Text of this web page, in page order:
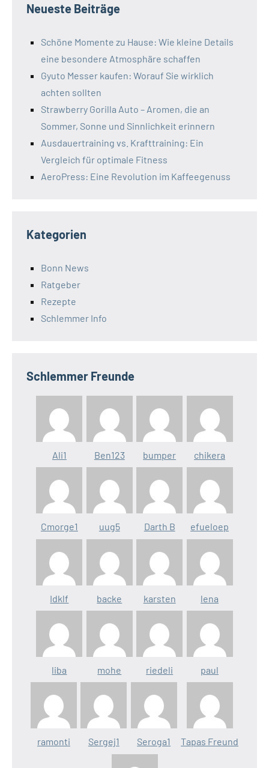
Neueste Beiträge
Schöne Momente zu Hause: Wie kleine Details
eine besondere Atmosphäre schaffen
Gyuto Messer kaufen: Worauf Sie wirklich
achten sollten
Strawberry Gorilla Auto – Aromen, die an
Sommer, Sonne und Sinnlichkeit erinnern
Ausdauertraining vs. Krafttraining: Ein
Vergleich für optimale Fitness
AeroPress: Eine Revolution im Kaffeegenuss
Kategorien
Bonn News
Ratgeber
Rezepte
Schlemmer Info
Schlemmer Freunde
Ali1 Ben123 bumper chikera
Cmorge1 uug5 Darth B efueloep
Idklf backe karsten lena
liba mohe riedeli paul
ramonti Sergej1 Seroga1 Tapas Freund